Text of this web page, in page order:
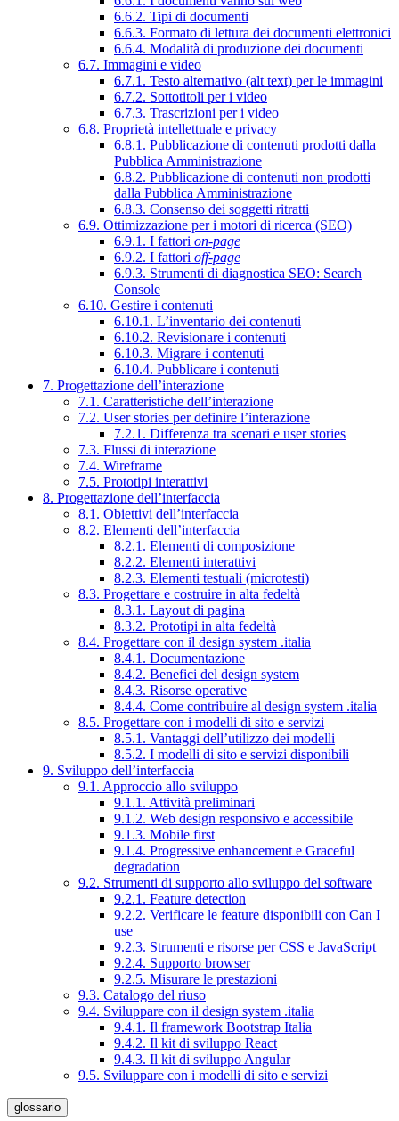
6.6.2. Tipi di documenti
6.6.3. Formato di lettura dei documenti elettronici
6.6.4. Modalità di produzione dei documenti
6.7. Immagini e video
6.7.1. Testo alternativo (alt text) per le immagini
6.7.2. Sottotitoli per i video
6.7.3. Trascrizioni per i video
6.8. Proprietà intellettuale e privacy
6.8.1. Pubblicazione di contenuti prodotti dalla
Pubblica Amministrazione
6.8.2. Pubblicazione di contenuti non prodotti
dalla Pubblica Amministrazione
6.8.3. Consenso dei soggetti ritratti
6.9. Ottimizzazione per i motori di ricerca (SEO)
6.9.1. I fattori on-page
6.9.2. I fattori off-page
6.9.3. Strumenti di diagnostica SEO: Search
Console
6.10. Gestire i contenuti
6.10.1. L’inventario dei contenuti
6.10.2. Revisionare i contenuti
6.10.3. Migrare i contenuti
6.10.4. Pubblicare i contenuti
7. Progettazione dell’interazione
7.1. Caratteristiche dell’interazione
7.2. User stories per definire l’interazione
7.2.1. Differenza tra scenari e user stories
7.3. Flussi di interazione
7.4. Wireframe
7.5. Prototipi interattivi
8. Progettazione dell’interfaccia
8.1. Obiettivi dell’interfaccia
8.2. Elementi dell’interfaccia
8.2.1. Elementi di composizione
8.2.2. Elementi interattivi
8.2.3. Elementi testuali (microtesti)
8.3. Progettare e costruire in alta fedeltà
8.3.1. Layout di pagina
8.3.2. Prototipi in alta fedeltà
8.4. Progettare con il design system .italia
8.4.1. Documentazione
8.4.2. Benefici del design system
8.4.3. Risorse operative
8.4.4. Come contribuire al design system .italia
8.5. Progettare con i modelli di sito e servizi
8.5.1. Vantaggi dell’utilizzo dei modelli
8.5.2. I modelli di sito e servizi disponibili
9. Sviluppo dell’interfaccia
9.1. Approccio allo sviluppo
9.1.1. Attività preliminari
9.1.2. Web design responsivo e accessibile
9.1.3. Mobile first
9.1.4. Progressive enhancement e Graceful
degradation
9.2. Strumenti di supporto allo sviluppo del software
9.2.1. Feature detection
9.2.2. Verificare le feature disponibili con Can I
use
9.2.3. Strumenti e risorse per CSS e JavaScript
9.2.4. Supporto browser
9.2.5. Misurare le prestazioni
9.3. Catalogo del riuso
9.4. Sviluppare con il design system .italia
9.4.1. Il framework Bootstrap Italia
9.4.2. Il kit di sviluppo React
9.4.3. Il kit di sviluppo Angular
9.5. Sviluppare con i modelli di sito e servizi
glossario